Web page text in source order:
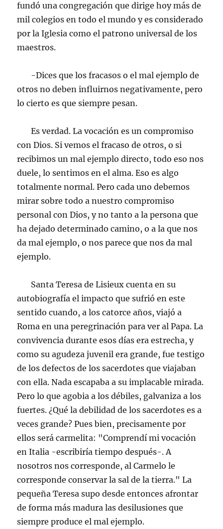
fundó una congregación que dirige hoy más de
mil colegios en todo el mundo y es considerado
por la Iglesia como el patrono universal de los
maestros.
-Dices que los fracasos o el mal ejemplo de
otros no deben influirnos negativamente, pero
lo cierto es que siempre pesan.
Es verdad. La vocación es un compromiso
con Dios. Si vemos el fracaso de otros, o si
recibimos un mal ejemplo directo, todo eso nos
duele, lo sentimos en el alma. Eso es algo
totalmente normal. Pero cada uno debemos
mirar sobre todo a nuestro compromiso
personal con Dios, y no tanto a la persona que
ha dejado determinado camino, o a la que nos
da mal ejemplo, o nos parece que nos da mal
ejemplo.
Santa Teresa de Lisieux cuenta en su
autobiografía el impacto que sufrió en este
sentido cuando, a los catorce años, viajó a
Roma en una peregrinación para ver al Papa. La
convivencia durante esos días era estrecha, y
como su agudeza juvenil era grande, fue testigo
de los defectos de los sacerdotes que viajaban
con ella. Nada escapaba a su implacable mirada.
Pero lo que agobia a los débiles, galvaniza a los
fuertes. ¿Qué la debilidad de los sacerdotes es a
veces grande? Pues bien, precisamente por
ellos será carmelita: "Comprendí mi vocación
en Italia -escribiría tiempo después-. A
nosotros nos corresponde, al Carmelo le
corresponde conservar la sal de la tierra." La
pequeña Teresa supo desde entonces afrontar
de forma más madura las desilusiones que
siempre produce el mal ejemplo.